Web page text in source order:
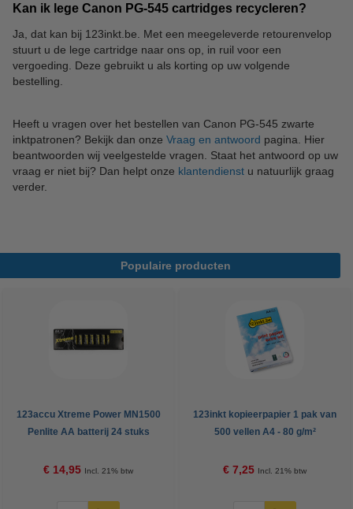
Kan ik lege Canon PG-545 cartridges recycleren?
Ja, dat kan bij 123inkt.be. Met een meegeleverde retourenvelop
stuurt u de lege cartridge naar ons op, in ruil voor een
vergoeding. Deze gebruikt u als korting op uw volgende
bestelling.
Heeft u vragen over het bestellen van Canon PG-545 zwarte
inktpatronen? Bekijk dan onze Vraag en antwoord pagina. Hier
beantwoorden wij veelgestelde vragen. Staat het antwoord op uw
vraag er niet bij? Dan helpt onze klantendienst u natuurlijk graag
verder.
Populaire producten
123accu Xtreme Power MN1500
Penlite AA batterij 24 stuks
€ 14,95 Incl. 21% btw
123inkt kopieerpapier 1 pak van
500 vellen A4 - 80 g/m²
€ 7,25 Incl. 21% btw